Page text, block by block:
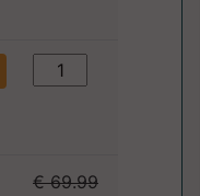
€ 69.99